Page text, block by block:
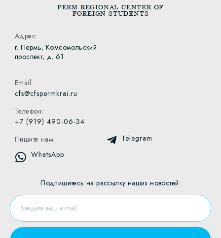
PERM REGIONAL CENTER OF
FOREIGN STUDENTS
Адрес:
г. Пермь, Комсомольский
проспект, д. 61
Email:
cfs@cfspermkrai.ru
Телефон:
+7 (919) 490-06-34
Пишите нам:
Telegram
WhatsApp
Подпишитесь на рассылку наших новостей: